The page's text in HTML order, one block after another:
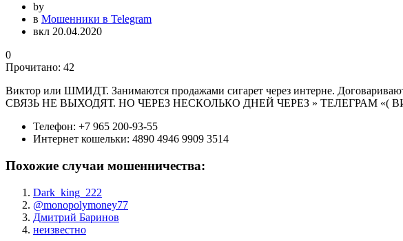
by
в Мошенники в Telegram
вкл 20.04.2020
0
Прочитано: 42
Виктор или ШМИДТ. Занимаются продажами сигарет через интерне.
СВЯЗЬ НЕ ВЫХОДЯТ. НО ЧЕРЕЗ НЕСКОЛЬКО ДНЕЙ ЧЕРЕЗ » ТЕЛЕГРАМ
Телефон: +7 965 200-93-55
Интернет кошельки: 4890 4946 9909 3514
Похожие случаи мошенничества:
Dark_king_222
@monopolymoney77
Дмитрий Баринов
неизвестно